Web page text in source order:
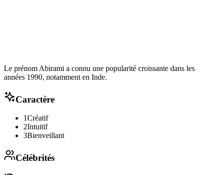
Le prénom Abirami a connu une popularité croissante dans les
années 1990, notamment en Inde.
Caractère
1Créatif
2Intuitif
3Bienveillant
Célébrités